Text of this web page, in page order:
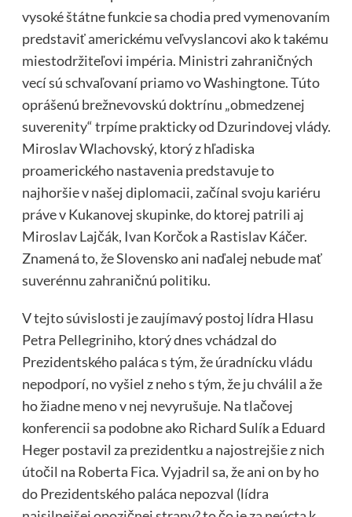
vysoké štátne funkcie sa chodia pred vymenovaním
predstaviť americkému veľvyslancovi ako k takému
miestodržiteľovi impéria. Ministri zahraničných
vecí sú schvaľovaní priamo vo Washingtone. Túto
oprášenú brežnevovskú doktrínu „obmedzenej
suverenity“ trpíme prakticky od Dzurindovej vlády.
Miroslav Wlachovský, ktorý z hľadiska
proamerického nastavenia predstavuje to
najhoršie v našej diplomacii, začínal svoju kariéru
práve v Kukanovej skupinke, do ktorej patrili aj
Miroslav Lajčák, Ivan Korčok a Rastislav Káčer.
Znamená to, že Slovensko ani naďalej nebude mať
suverénnu zahraničnú politiku.
V tejto súvislosti je zaujímavý postoj lídra Hlasu
Petra Pellegriniho, ktorý dnes vchádzal do
Prezidentského paláca s tým, že úradnícku vládu
nepodporí, no vyšiel z neho s tým, že ju chválil a že
ho žiadne meno v nej nevyrušuje. Na tlačovej
konferencii sa podobne ako Richard Sulík a Eduard
Heger postavil za prezidentku a najostrejšie z nich
útočil na Roberta Fica. Vyjadril sa, že ani on by ho
do Prezidentského paláca nepozval (lídra